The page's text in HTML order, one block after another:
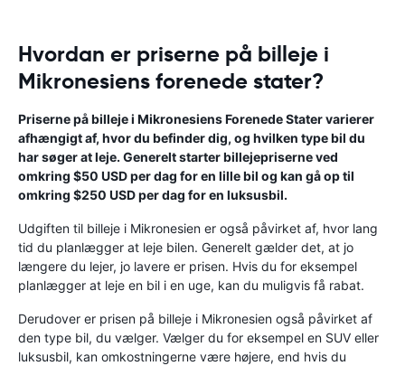
Hvordan er priserne på billeje i
Mikronesiens forenede stater?
Priserne på billeje i Mikronesiens Forenede Stater varierer
afhængigt af, hvor du befinder dig, og hvilken type bil du
har søger at leje. Generelt starter billejepriserne ved
omkring $50 USD per dag for en lille bil og kan gå op til
omkring $250 USD per dag for en luksusbil.
Udgiften til billeje i Mikronesien er også påvirket af, hvor lang
tid du planlægger at leje bilen. Generelt gælder det, at jo
længere du lejer, jo lavere er prisen. Hvis du for eksempel
planlægger at leje en bil i en uge, kan du muligvis få rabat.
Derudover er prisen på billeje i Mikronesien også påvirket af
den type bil, du vælger. Vælger du for eksempel en SUV eller
luksusbil, kan omkostningerne være højere, end hvis du